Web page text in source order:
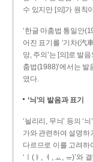
수 있지만 [의]가 원칙
‘한글 마춤법 통일안
어진 표기를 ‘기차(汽
망, 주의’는 [의]로 발
춤법(1988)’에서는
였다.
‘늬’의 발음과 표기
‘늴리리, 무늬’ 등의 ‘
가와 관련하여 설명하
다르므로 이를 고려하
‘ㅣ(ㅑ, ㅕ, ㅛ, ㅠ)’와